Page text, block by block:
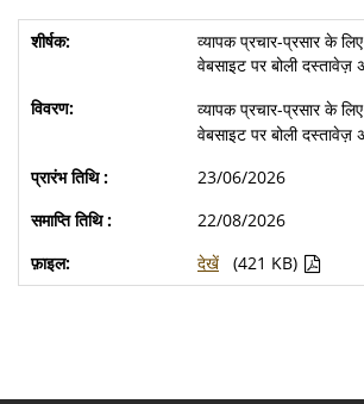
व्यापक प्रचार-प्रसार के
वेबसाइट पर बोली दस्तावेज़
व्यापक प्रचार-प्रसार के
वेबसाइट पर बोली दस्तावेज़
23/06/2026
22/08/2026
देखें
(421 KB)